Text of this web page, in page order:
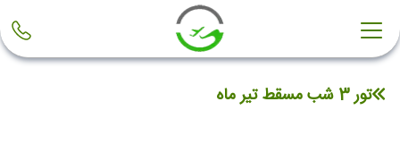
تور 3 شب مسقط تیر ماه